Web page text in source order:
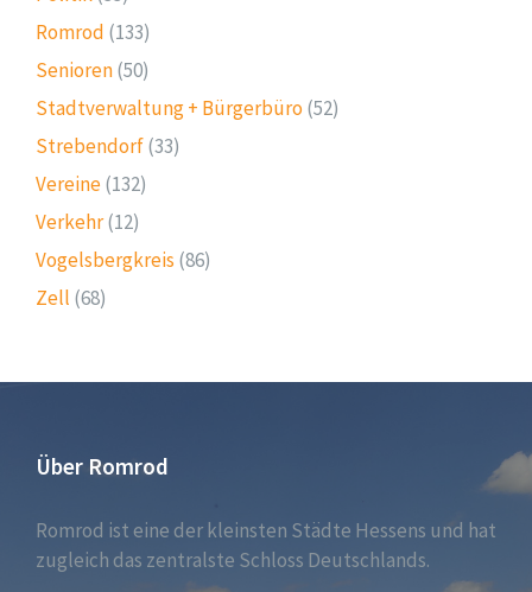
Romrod (133)
Senioren(50)
Stadtverwaltung + Bürgerbüro (52)
Strebendorf(33)
Vereine(132)
Verkehr(12)
Vogelsbergkreis (86)
Zell (68)
Über Romrod
Romrod ist eine der kleinsten Städte Hessens und hat
zugleich das zentralste Schloss Deutschlands.